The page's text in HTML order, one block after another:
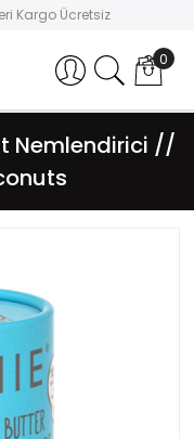
Kargo Ücretsiz
Hesabım 0
Nemlendirici //